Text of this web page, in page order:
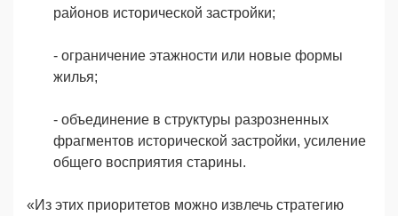
районов исторической застройки;
- ограничение этажности или новые формы
жилья;
- объединение в структуры разрозненных
фрагментов исторической застройки, усиление
общего восприятия старины.
«Из этих приоритетов можно извлечь стратегию